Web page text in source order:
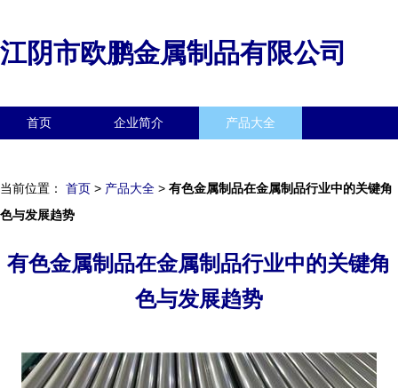
江阴市欧鹏金属制品有限公司
首页 企业简介 产品大全
当前位置： 首页 > 产品大全 > 有色金属制品在金属制品行业中的关键角
色与发展趋势
有色金属制品在金属制品行业中的关键角
色与发展趋势